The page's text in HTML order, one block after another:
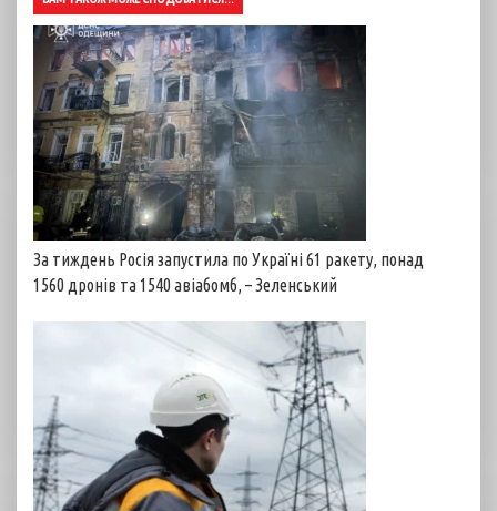
За тиждень Росія запустила по Україні 61 ракету, понад
1560 дронів та 1540 авіабомб, – Зеленський